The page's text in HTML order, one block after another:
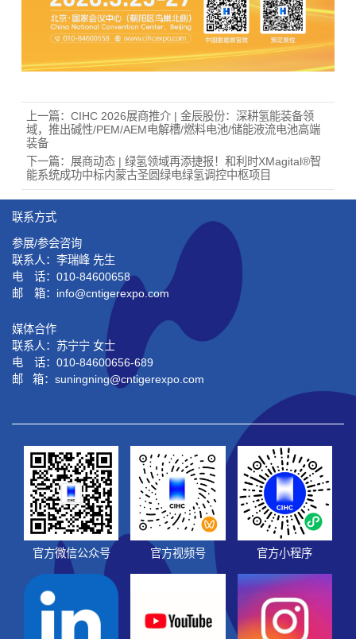
上一篇： CIHC 2026展商推介 | 金辰股份：深耕氢能装备领
域，推出碱性/PEM/AEM电解槽/燃料电池/储能液流电池高端
装备
下一篇： 展商动态 | 绿氢领域再添捷报！和利时XMagital®智
能系统成功中标内蒙古圣圆绿电绿氢调控中枢项目
联系方式
参展/参会咨询
联系人：李瑞峰 先生
电 话：010-84600658
邮 箱：info@cntigerexpo.com
媒体合作
联系人：苏宁宁 女士
电 话：010-84600656-689
邮 箱：suningning@cntigerexpo.com
官方微信公众号 官方视频号 官方小程序